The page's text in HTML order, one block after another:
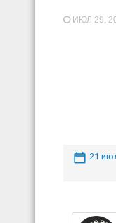
ИЮЛ 29,
21